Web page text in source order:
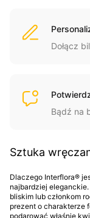
Dołącz
Bądź na
Sztuka
Dlaczego Interflora®
najbardziej
bliskim lub członkom
prezent o charakterze
podarować właśnie